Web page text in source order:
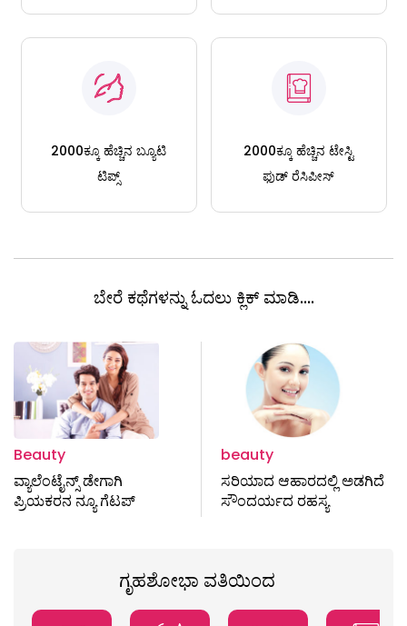
2000ಕ್ಕೂ ಹೆಚ್ಚಿನ ಬ್ಯೂಟಿ
ಟಿಪ್ಸ್
2000ಕ್ಕೂ ಹೆಚ್ಚಿನ ಟೇಸ್ಟಿ
ಫುಡ್ ರೆಸಿಪೀಸ್
ಬೇರೆ ಕಥೆಗಳನ್ನು ಓದಲು ಕ್ಲಿಕ್ ಮಾಡಿ....
Beauty
ವ್ಯಾಲೆಂಟೈನ್ಸ್ ಡೇಗಾಗಿ
ಪ್ರಿಯಕರನ ನ್ಯೂ ಗೆಟಪ್
beauty
ಸರಿಯಾದ ಆಹಾರದಲ್ಲಿ ಅಡಗಿದೆ
ಸೌಂದರ್ಯದ ರಹಸ್ಯ
ಗೃಹಶೋಭಾ ವತಿಯಿಂದ